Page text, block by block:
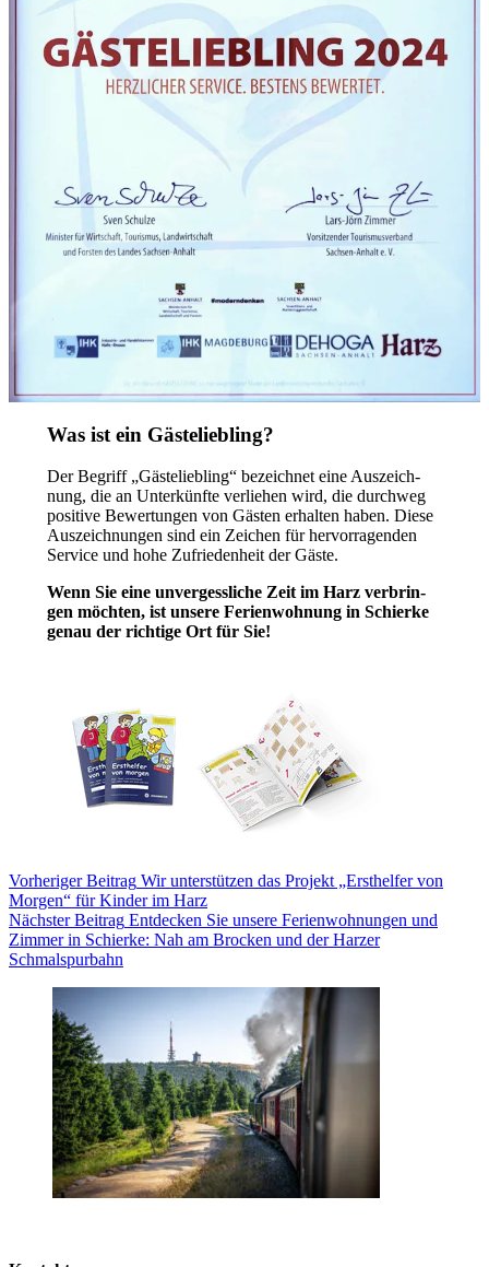
Was ist ein Gästeliebling?
Der Begriff „Gäste­lieb­ling“ bezeich­net eine Auszeich­
nung, die an Unter­künfte verlie­hen wird, die durch­weg
positive Bewer­tun­gen von Gästen erhal­ten haben. Diese
Auszeich­nun­gen sind ein Zeichen für hervor­ra­gen­den
Service und hohe Zufrie­den­heit der Gäste.
Wenn Sie eine unver­gess­li­che Zeit im Harz verbrin­
gen möchten, ist unsere Ferien­woh­nung in Schierke
genau der richtige Ort für Sie!
VorherigerBeitrag Wir unterstützen das Projekt „Ersthelfer von
Morgen“ für Kinder im Harz
NächsterBeitrag Entdecken Sie unsere Ferienwohnungen und
Zimmer in Schierke: Nah am Brocken und der Harzer
Schmalspurbahn